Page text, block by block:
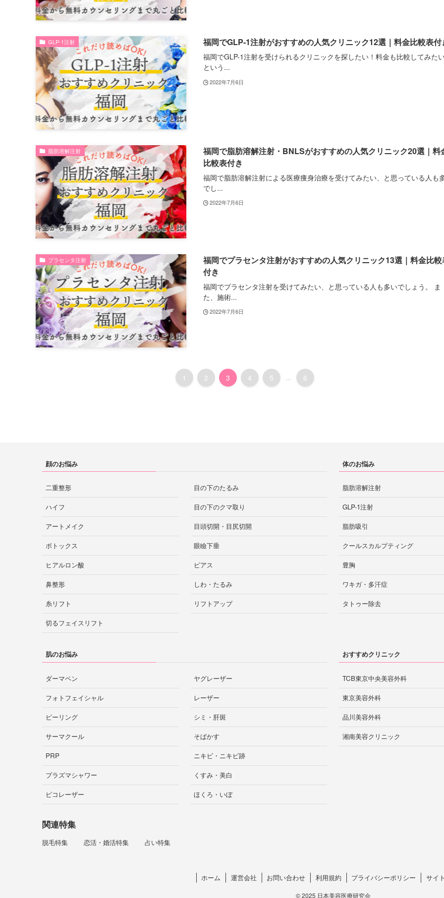
GLP-1注射 福岡でGLP-1注射がおすすめの人気クリニック12選｜料金比較表付
福岡でGLP-1注射を受けられるクリニックを探したい！料金も比較してみた
という...
2022年7月6日
脂肪溶解注射
福岡で脂肪溶解注射・BNLSがおすすめの人気クリニック20選｜料
比較表付き
福岡で脂肪溶解注射による医療痩身治療を受けてみたい、と思っている人も
でし...
2022年7月6日
プラセンタ注射
福岡でプラセンタ注射がおすすめの人気クリニック13選｜料金比較
付き
福岡でプラセンタ注射を受けてみたい、と思っている人も多いでしょう。 ま
た、施術...
2022年7月6日
1 2 3 4 5 ... 6
顔のお悩み
二重整形
ハイフ
アートメイク
ボトックス
ヒアルロン酸
鼻整形
糸リフト
切るフェイスリフト
目の下のたるみ
目の下のクマ取り
目頭切開・目尻切開
眼瞼下垂
ピアス
しわ・たるみ
リフトアップ
体のお悩み
脂肪溶解注射
GLP-1注射
脂肪吸引
クールスカルプティング
豊胸
ワキガ・多汗症
タトゥー除去
肌のお悩み
ダーマペン
フォトフェイシャル
ピーリング
サーマクール
PRP
プラズマシャワー
ピコレーザー
ヤグレーザー
レーザー
シミ・肝斑
そばかす
ニキビ・ニキビ跡
くすみ・美白
ほくろ・いぼ
おすすめクリニック
TCB東京中央美容外科
東京美容外科
品川美容外科
湘南美容クリニック
関連特集
脱毛特集 恋活・婚活特集 占い特集
ホーム 運営会社 お問い合わせ 利用規約 プライバシーポリシー サイ
©2025 日本美容医療研究会